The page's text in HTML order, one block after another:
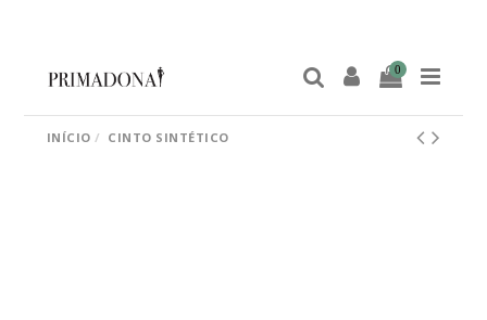
0
INÍCIO CINTO SINTÉTICO